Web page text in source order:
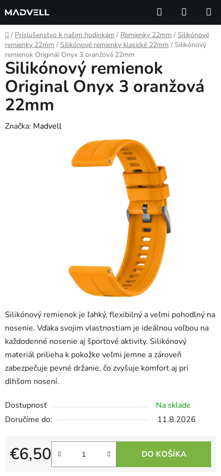
na
obsah
Hľadať
KOŠÍK
Domov
/ Príslušenstvo k našim hodinkám / Remienky 22mm / Silikónové
remienky 22mm / Silikónové remienky klasické 22mm / Silikónový
remienok Original Onyx 3 oranžová 22mm
Silikónový remienok je ľahký, flexibilný a veľmi pohodlný na
nosenie. Vďaka svojim vlastnostiam je ideálnou voľbou na
každodenné nosenie aj športové aktivity. Silikónový
materiál prilieha k pokožke veľmi jemne a zároveň
zabezpečuje pevné držanie, čo zvyšuje komfort aj pri
dlhšom nosení.
Dostupnosť
Na sklade
11.8.2026
€6,50
Jednotková cena:
DO KOŠÍKA
Silikónový remienok
Original Onyx 3 oranžová
22mm
Značka: Madvell